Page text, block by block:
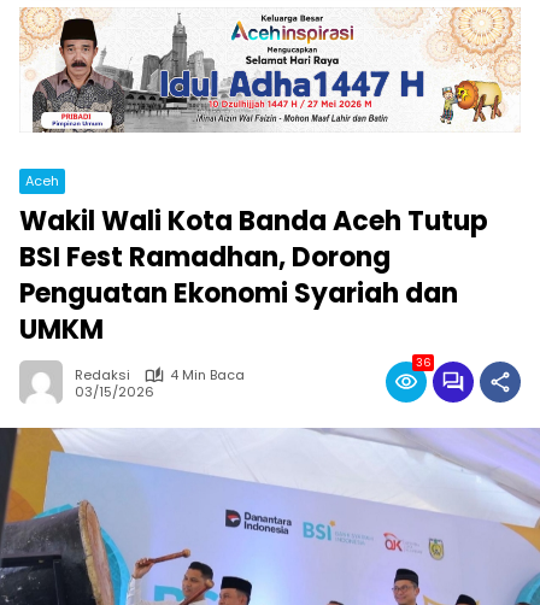
Aceh
Wakil Wali Kota Banda Aceh Tutup
BSI Fest Ramadhan, Dorong
Penguatan Ekonomi Syariah dan
UMKM
Redaksi
4 Min Baca
03/15/2026
36